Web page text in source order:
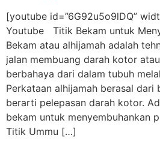
[youtube id=”6G92u5o9lDQ”
Youtube Titik Bekam untuk
Bekam atau alhijamah adalah
jalan membuang darah kotor
berbahaya dari dalam tubuh
Perkataan alhijamah berasal dari
berarti pelepasan darah kotor.
bekam untuk menyembuhankan
Titik Ummu […]